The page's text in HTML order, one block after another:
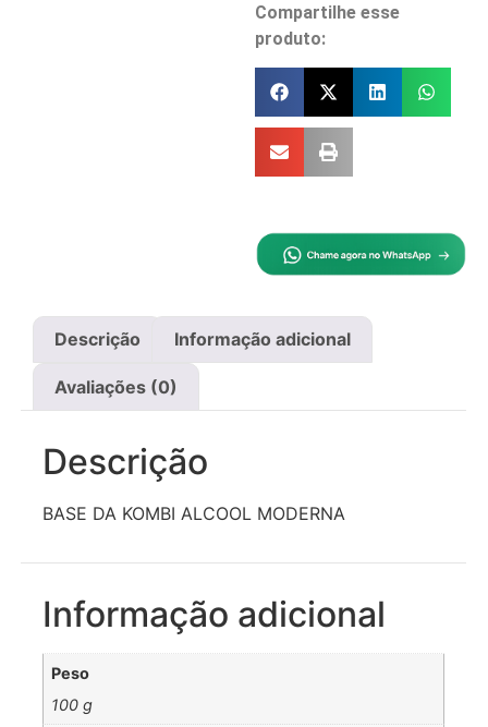
Compartilhe esse
produto:
Descrição Informação adicional
Avaliações (0)
Descrição
BASE DA KOMBI ALCOOL MODERNA
Informação adicional
Peso
100 g